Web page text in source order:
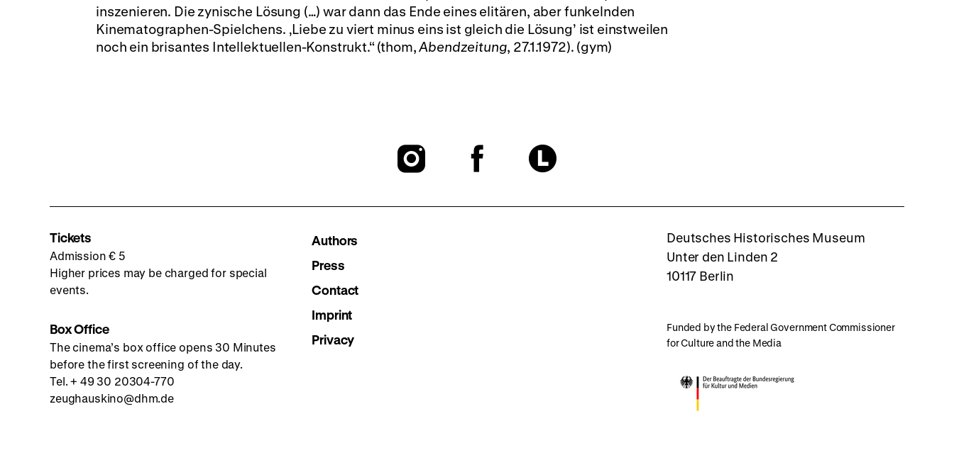
inszenieren. Die zynische Lösung (…) war dann das Ende eines elitären, aber funkelnden
Kinematographen-Spielchens. ‚Liebe zu viert minus eins ist gleich die Lösung’ ist einstweilen
noch ein brisantes Intellektuellen-Konstrukt.“ (thom,Abendzeitung, 27.1.1972). (gym)
To
To
To
Letterboxd
Tickets
Admission € 5
Higher prices may be charged for special
events.
Box Office
The cinema’s box office opens 30 Minutes
before the first screening of the day.
Tel. + 49 30 20304-770
zeughauskino@dhm.de
Authors
Press
Contact
Imprint
Privacy
Deutsches Historisches Museum
Unter den Linden 2
10117 Berlin
Funded by the Federal Government Commissioner
for Culture and the Media